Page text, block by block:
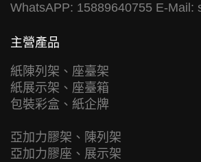
WhatsAPP: 15889640755 E-Mail:
主營產品
紙陳列架、座臺架
紙展示架、座臺箱
包裝彩盒、紙企牌
亞加力膠架、陳列架
亞加力膠座、展示架